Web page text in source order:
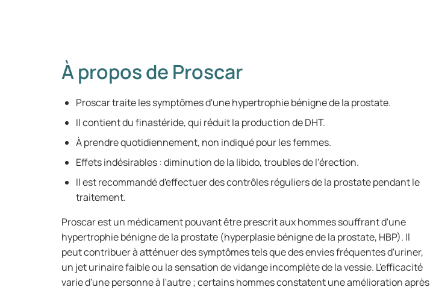
À propos de Proscar
Proscar traite les symptômes d'une hypertrophie bénigne de la prostate.
Il contient du finastéride, qui réduit la production de DHT.
À prendre quotidiennement, non indiqué pour les femmes.
Effets indésirables : diminution de la libido, troubles de l'érection.
Il est recommandé d'effectuer des contrôles réguliers de la prostate pendant le
traitement.
Proscar est un médicament pouvant être prescrit aux hommes souffrant d'une
hypertrophie bénigne de la prostate (hyperplasie bénigne de la prostate, HBP). Il
peut contribuer à atténuer des symptômes tels que des envies fréquentes d'uriner,
un jet urinaire faible ou la sensation de vidange incomplète de la vessie. L'efficacité
varie d'une personne à l'autre ; certains hommes constatent une amélioration après